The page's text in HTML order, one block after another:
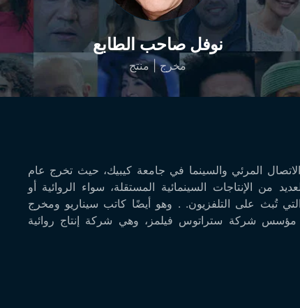
نوفل صاحب الطابع
مخرج | منتج
المرئي والسينما في جامعة كيبيك، حيث تخرج عام
في العديد من الإنتاجات السينمائية المستقلة، سواء الروائية أو
التي تُبث على التلفزيون. . وهو أيضًا كاتب سيناريو ومخرج
شركة ستراتوس فيلمز، وهي شركة إنتاج روائية